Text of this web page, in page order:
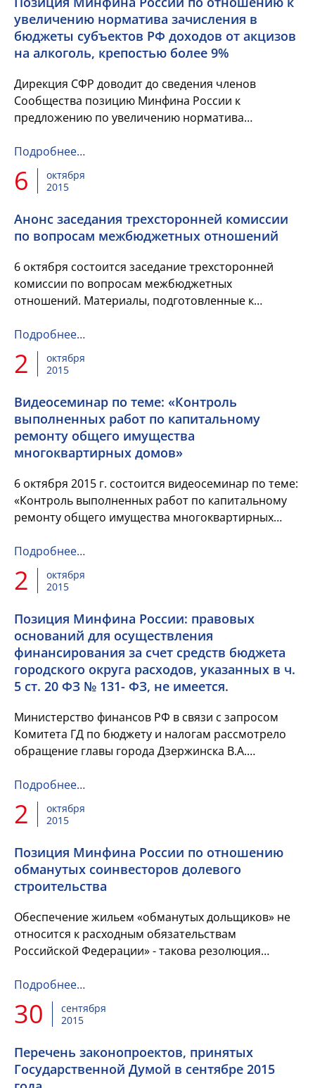
увеличению норматива зачисления в
бюджеты субъектов РФ доходов от акцизов
на алкоголь, крепостью более 9%
Дирекция СФР доводит до сведения членов
Сообщества позицию Минфина России к
предложению по увеличению норматива
акцизов на алкогольную продукцию...
Подробнее…
6
октября
2015
Анонс заседания трехсторонней комиссии
по вопросам межбюджетных отношений
6 октября состоится заседание трехсторонней
комиссии по вопросам межбюджетных
отношений. Материалы, подготовленные к
файле.
Подробнее…
2
октября
2015
Видеосеминар по теме: «Контроль
выполненных работ по капитальному
ремонту общего имущества
многоквартирных домов»
6 октября 2015 г. состоится видеосеминар по теме:
«Контроль выполненных работ по капитальному
ремонту общего имущества многоквартирных
Организатор: НП «Национальный центр
общественного контроля...
Подробнее…
2
октября
2015
Позиция Минфина России: правовых
оснований для осуществления
финансирования за счет средств бюджета
городского округа расходов, указанных в ч.
5 ст. 20 ФЗ № 131- ФЗ, не имеется.
Министерство финансов РФ в связи с запросом
Комитета ГД по бюджету и налогам рассмотрело
обращение главы города Дзержинска В.А.
правомерности осуществления финансирования...
Подробнее…
2
октября
2015
Позиция Минфина России по отношению
обманутых соинвесторов долевого
строительства
Обеспечение жильем «обманутых дольщиков» не
относится к расходным обязательствам
Российской Федерации» - такова резолюция
Максимовой, председателя сове...
Подробнее…
30
сентября
2015
Перечень законопроектов, принятых
Государственной Думой в сентябре 2015